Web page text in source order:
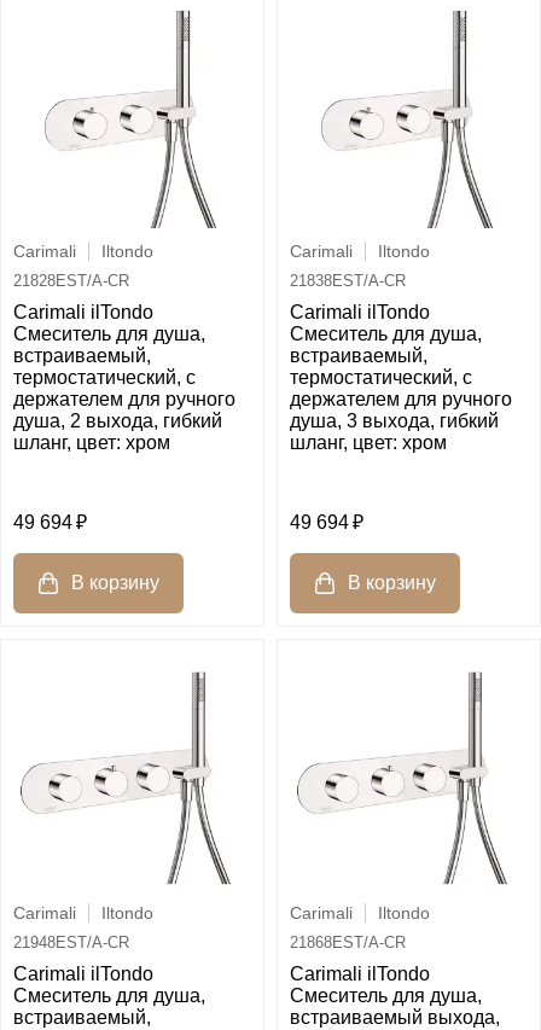
Carimali Iltondo
21828EST/A-CR
Carimali ilTondo
Смеситель для душа,
встраиваемый,
термостатический, c
держателем для ручного
душа, 2 выхода, гибкий
шланг, цвет: хром
49 694
Carimali Iltondo
21838EST/A-CR
Carimali ilTondo
Смеситель для душа,
встраиваемый,
термостатический, c
держателем для ручного
душа, 3 выхода, гибкий
шланг, цвет: хром
49 694
Carimali Iltondo
21948EST/A-CR
Carimali ilTondo
Смеситель для душа,
встраиваемый,
Carimali Iltondo
21868EST/A-CR
Carimali ilTondo
Смеситель для душа,
встраиваемый выхода,